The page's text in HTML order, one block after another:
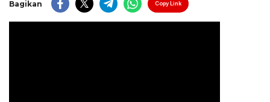
Bagikan Copy Link